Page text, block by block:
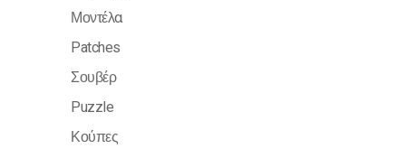
Μοντέλα
Patches
Σουβέρ
Puzzle
Κούπες